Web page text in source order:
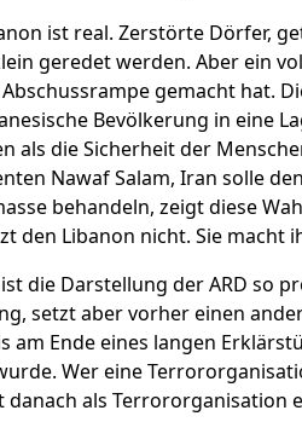
ist real. Zerstörte Dörfer,
geredet werden. Aber ein
gemacht hat.
Bevölkerung in eine
als die Sicherheit der
Nawaf Salam, Iran solle
behandeln, zeigt diese
den Libanon nicht. Sie macht
die Darstellung der ARD so
setzt aber vorher einen
am Ende eines langen
Wer eine
danach als Terrororganisation